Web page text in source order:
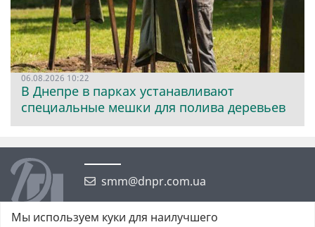
06.08.2026 10:22
В Днепре в парках устанавливают
специальные мешки для полива деревьев
smm@dnpr.com.ua
Мы используем куки для наилучшего